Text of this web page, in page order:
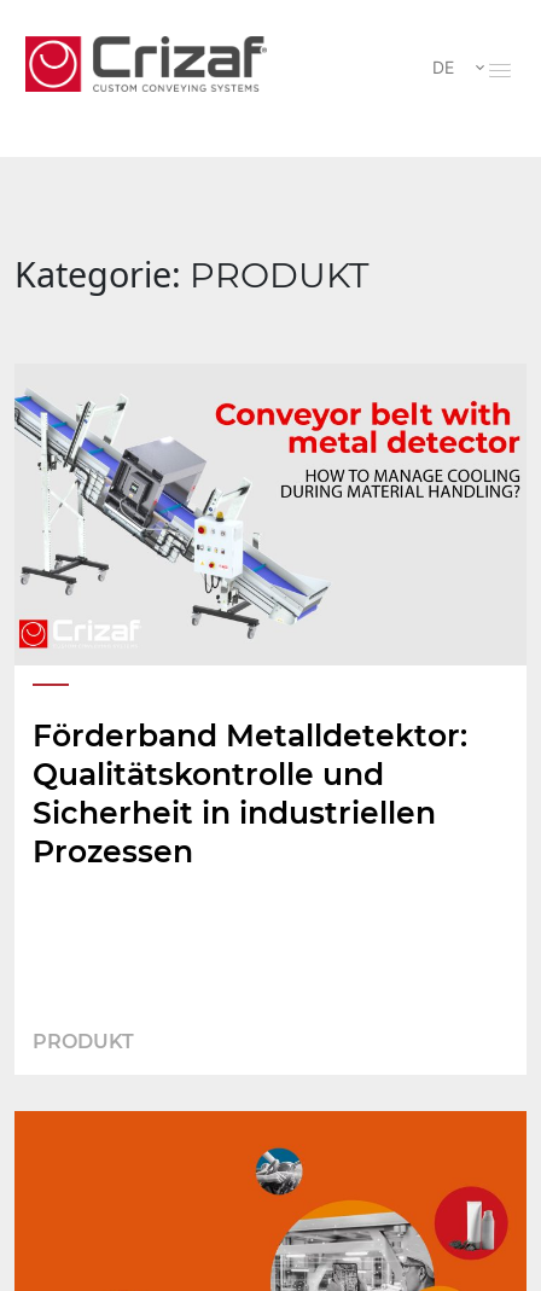
DE
Kategorie: PRODUKT
Förderband Metalldetektor:
Qualitätskontrolle und
Sicherheit in industriellen
Prozessen
PRODUKT